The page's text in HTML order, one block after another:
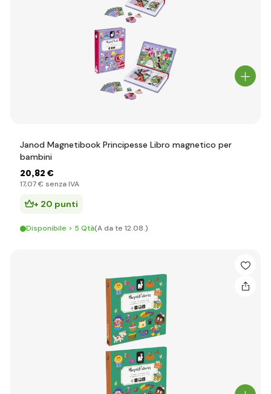
Janod Magnetibook Principesse Libro magnetico per
bambini
20,82 €
17,07 € senza IVA
+ 20 punti
Disponibile > 5 Qtà(A da te 12.08.)